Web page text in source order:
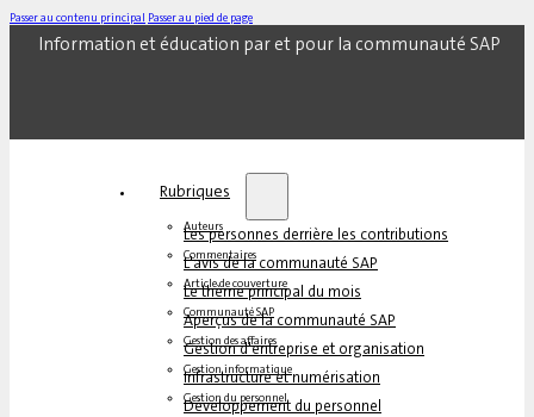
Passer au contenu principal Passer au pied de page
Information et éducation par et pour la communauté SAP
Rubriques
Auteurs
Les personnes derrière les contributions
Commentaires
L'avis de la communauté SAP
Article de couverture
Le thème principal du mois
Communauté SAP
Aperçus de la communauté SAP
Gestion des affaires
Gestion d'entreprise et organisation
Gestion informatique
Infrastructure et numérisation
Gestion du personnel
Développement du personnel